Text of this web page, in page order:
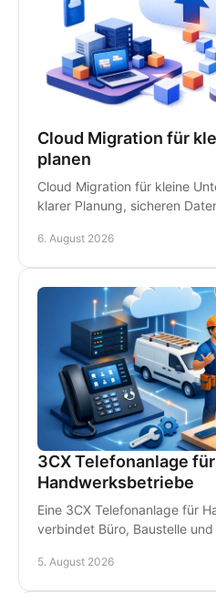
Cloud Migration für
planen
Cloud Migration für kleine
klarer Planung, sicheren
6. August 2026
3CX Telefonanlage für
Handwerksbetriebe
Eine 3CX Telefonanlage für
verbindet Büro, Baustelle
5. August 2026